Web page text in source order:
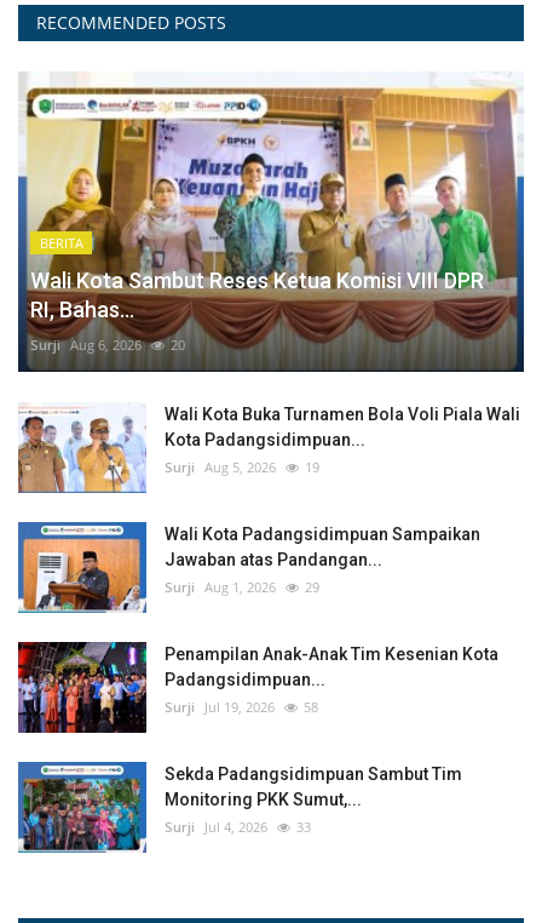
RECOMMENDED POSTS
BERITA
Wali Kota Sambut Reses Ketua Komisi VIII DPR
RI, Bahas...
Surji Aug 6, 2026 20
Wali Kota Buka Turnamen Bola Voli Piala Wali
Kota Padangsidimpuan...
Surji Aug 5, 2026 19
Wali Kota Padangsidimpuan Sampaikan
Jawaban atas Pandangan...
Surji Aug 1, 2026 29
Penampilan Anak-Anak Tim Kesenian Kota
Padangsidimpuan...
Surji Jul 19, 2026 58
Sekda Padangsidimpuan Sambut Tim
Monitoring PKK Sumut,...
Surji Jul 4, 2026 33